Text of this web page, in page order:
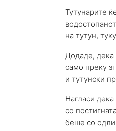
Тутунарите
на тутун,
Додаде, дека
само преку
и тутунски
Нагласи
со
беше со